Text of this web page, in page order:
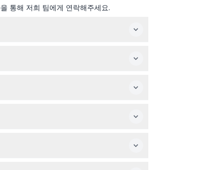
통해 저희 팀에게 연락해주세요.